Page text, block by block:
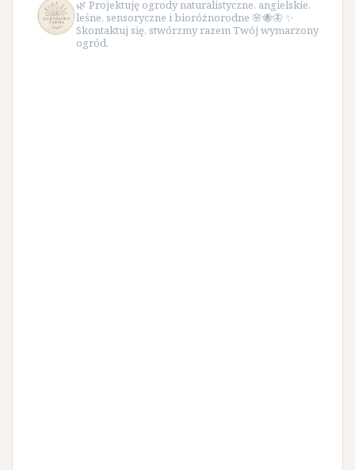
🌿 Projektuję ogrody naturalistyczne, angielskie,
leśne, sensoryczne i bioróżnorodne 🌸🐝🦋 ✨
Skontaktuj się, stwórzmy razem Twój wymarzony
ogród.